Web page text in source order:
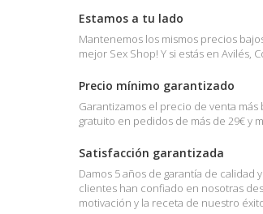
Estamos a tu lado
Mantenemos los mismos precios
mejor Sex Shop! Y si estás en Avilés,
Precio mínimo garantizado
Garantizamos el precio de venta
gratuito en pedidos de más de 29€ y
Satisfacción garantizada
Damos 5 años de garantía de calidad
clientes han confiado en nosotras
motivación y la receta de nuestro